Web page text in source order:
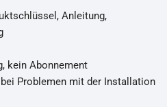
Anleitung,
kein Abonnement
Problemen mit der Installation